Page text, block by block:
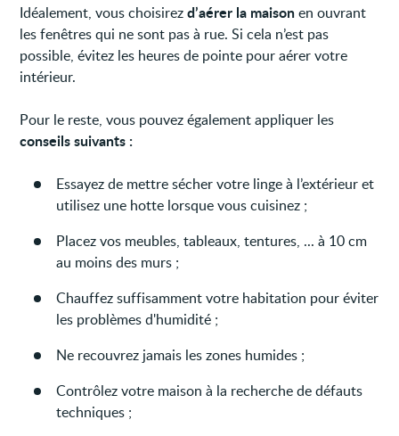
Idéalement, vous choisirezd’aérer la maisonen ouvrant
les fenêtres qui ne sont pas à rue. Si cela n’est pas
possible, évitez les heures de pointe pour aérer votre
intérieur.
Pour le reste, vous pouvez également appliquer les
conseils suivants :
Essayez de mettre sécher votre linge à l’extérieur et
utilisez une hotte lorsque vous cuisinez ;
Placez vos meubles, tableaux, tentures, ... à 10 cm
au moins des murs ;
Chauffez suffisamment votre habitation pour éviter
les problèmes d'humidité ;
Ne recouvrez jamais les zones humides ;
Contrôlez votre maison à la recherche de défauts
techniques ;